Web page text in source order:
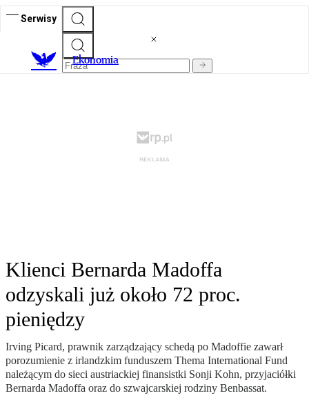
Serwisy
Ekonomia
Klienci Bernarda Madoffa
odzyskali już około 72 proc.
pieniędzy
Irving Picard, prawnik zarządzający schedą po Madoffie zawarł
porozumienie z irlandzkim funduszem Thema International Fund
należącym do sieci austriackiej finansistki Sonji Kohn, przyjaciółki
Bernarda Madoffa oraz do szwajcarskiej rodziny Benbassat.